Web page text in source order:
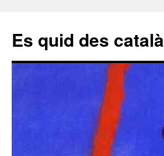
Es quid des català